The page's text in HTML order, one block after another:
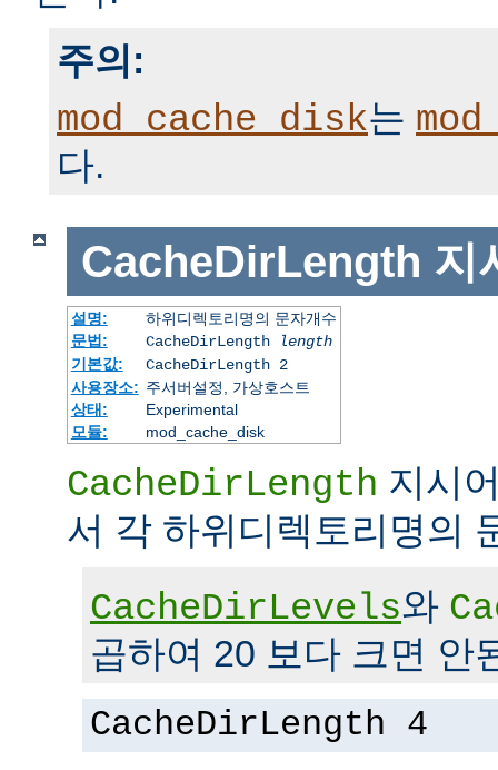
주의:
mod_cache_disk는
다.
CacheDirLength 지
설명:
하위디렉토리명의 문자개수
문법:
CacheDirLength
length
기본값:
CacheDirLength 2
사용장소: 주서버설정, 가상호스트
상태:
Experimental
모듈:
mod_cache_disk
CacheDirLength 지시
서 각 하위디렉토리명의
CacheDirLevels와
곱하여 20 보다 크면 안
CacheDirLength 4